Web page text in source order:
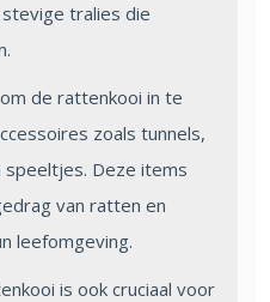
tralies die
de rattenkooi in te
zoals tunnels,
speeltjes. Deze items
van ratten en
leefomgeving.
is ook cruciaal voor